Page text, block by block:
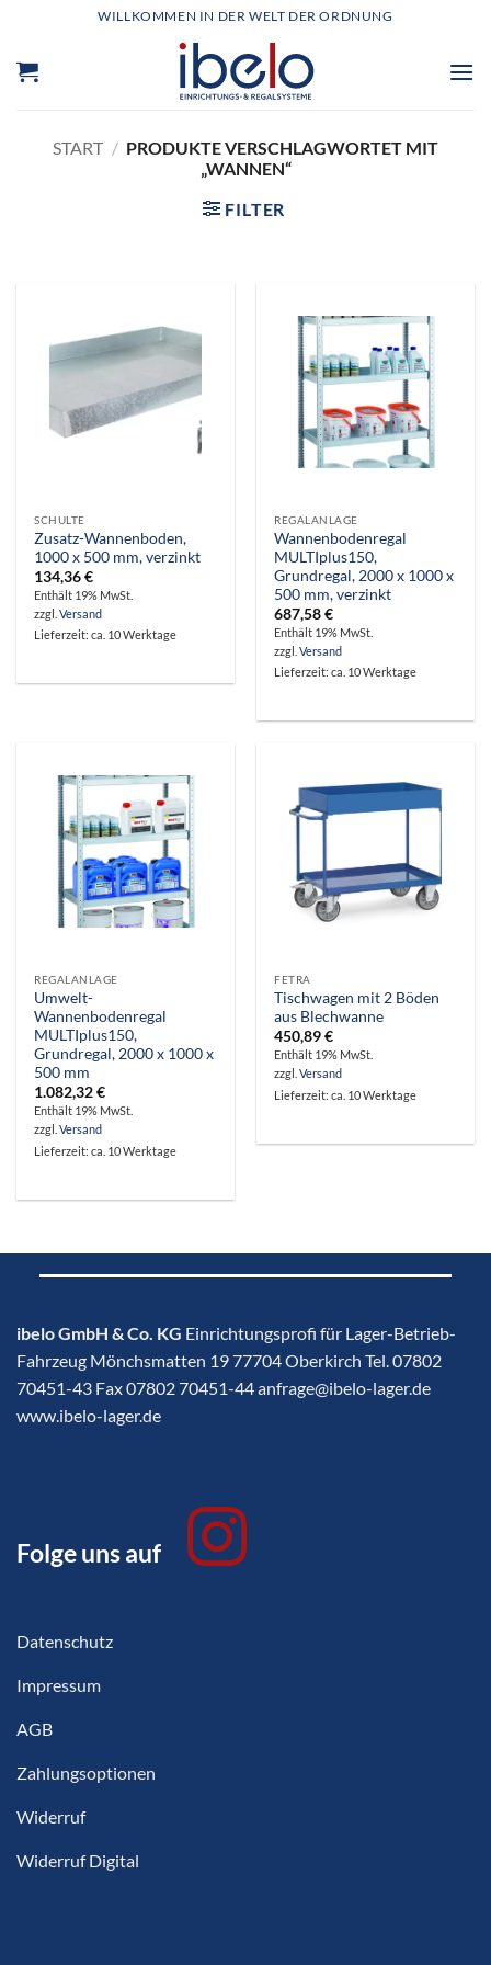
springen
WILLKOMMEN IN DER WELT DER ORDNUNG
START / PRODUKTE VERSCHLAGWORTET MIT
„WANNEN“
FILTER
SCHULTE
Zusatz-Wannenboden,
1000 x 500 mm, verzinkt
134,36€
Enthält 19% MwSt.
zzgl.Versand
Lieferzeit: ca. 10 Werktage
REGALANLAGE
Wannenbodenregal
MULTIplus150,
Grundregal, 2000 x 1000 x
500 mm, verzinkt
687,58€
Enthält 19% MwSt.
zzgl.Versand
Lieferzeit: ca. 10 Werktage
REGALANLAGE
Umwelt-
Wannenbodenregal
MULTIplus150,
Grundregal, 2000 x 1000 x
500 mm
1.082,32€
Enthält 19% MwSt.
zzgl.Versand
Lieferzeit: ca. 10 Werktage
FETRA
Tischwagen mit 2 Böden
aus Blechwanne
450,89€
Enthält 19% MwSt.
zzgl.Versand
Lieferzeit: ca. 10 Werktage
ibelo GmbH & Co. KG Einrichtungsprofi für Lager-Betrieb-
Fahrzeug Mönchsmatten 19 77704 Oberkirch Tel. 07802
70451-43 Fax 07802 70451-44 anfrage@ibelo-lager.de
www.ibelo-lager.de
Folge uns auf
Datenschutz
Impressum
AGB
Zahlungsoptionen
Widerruf
Widerruf Digital